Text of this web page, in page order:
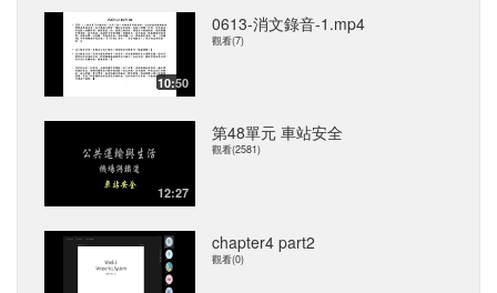
10:50
0613-消文錄音-1.mp4
觀看(7)
12:27
第48單元 車站安全
觀看(2581)
chapter4 part2
觀看(0)